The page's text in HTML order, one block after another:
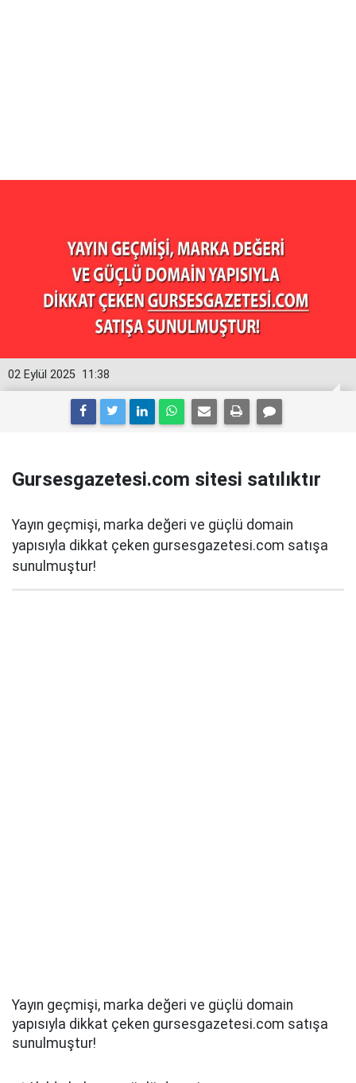
11:38
02 Eylül 2025
Gursesgazetesi.com sitesi satılıktır
Yayın geçmişi, marka değeri ve güçlü domain
yapısıyla dikkat çeken gursesgazetesi.com satışa
sunulmuştur!
Yayın geçmişi, marka değeri ve güçlü domain
yapısıyla dikkat çeken gursesgazetesi.com satışa
sunulmuştur!